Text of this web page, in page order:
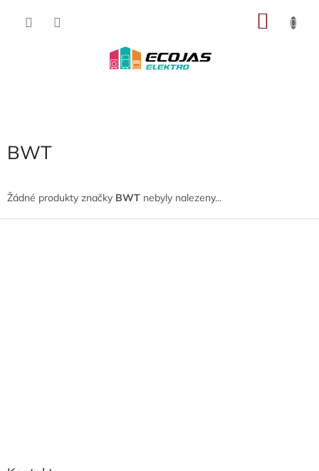
BWT
Žádné produkty značky BWT nebyly nalezeny...